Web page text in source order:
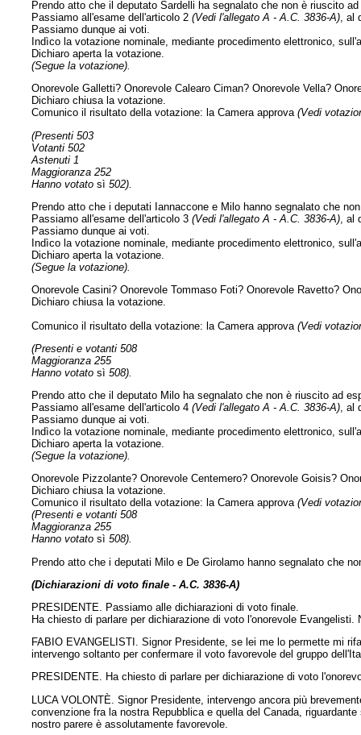
Prendo atto che il deputato Sardelli ha segnalato che non è riuscito
Passiamo all'esame dell'articolo 2(Vedi l'allegato A - A.C. 3836-A), al
Passiamo dunque ai voti.
Indìco la votazione nominale, mediante procedimento elettronico,
Dichiaro aperta la votazione.
(Segue la votazione).
Onorevole Galletti? Onorevole Calearo Ciman? Onorevole Vella?
Dichiaro chiusa la votazione.
Comunico il risultato della votazione: la Camera approva(Vedi
(Presenti 503
Votanti 502
Astenuti 1
Maggioranza 252
Hanno votato sì502).
Prendo atto che i deputati Iannaccone e Milo hanno segnalato che
Passiamo all'esame dell'articolo 3(Vedi l'allegato A - A.C. 3836-A) ,
Passiamo dunque ai voti.
Indìco la votazione nominale, mediante procedimento elettronico,
Dichiaro aperta la votazione.
(Segue la votazione).
Onorevole Casini? Onorevole Tommaso Foti? Onorevole Ravetto?
Dichiaro chiusa la votazione.
Comunico il risultato della votazione: la Camera approva(Vedi
(Presenti e votanti 508
Maggioranza 255
Hanno votato sì508).
Prendo atto che il deputato Milo ha segnalato che non è riuscito ad
Passiamo all'esame dell'articolo 4(Vedi l'allegato A - A.C. 3836-A), al
Passiamo dunque ai voti.
Indìco la votazione nominale, mediante procedimento elettronico,
Dichiaro aperta la votazione.
(Segue la votazione).
Onorevole Pizzolante? Onorevole Centemero? Onorevole Goisis?
Dichiaro chiusa la votazione.
Comunico il risultato della votazione: la Camera approva(Vedi
(Presenti e votanti 508
Maggioranza 255
Hanno votato sì508).
Prendo atto che i deputati Milo e De Girolamo hanno segnalato che
(Dichiarazioni di voto finale - A.C. 3836-A)
PRESIDENTE. Passiamo alle dichiarazioni di voto finale.
Ha chiesto di parlare per dichiarazione di voto l'onorevole Evangelisti.
FABIO EVANGELISTI. Signor Presidente, se lei me lo permette mi
intervengo soltanto per confermare il voto favorevole del gruppo
PRESIDENTE. Ha chiesto di parlare per dichiarazione di voto
LUCA VOLONTÈ. Signor Presidente, intervengo ancora più
convenzione fra la nostra Repubblica e quella del Canada,
nostro parere è assolutamente favorevole.